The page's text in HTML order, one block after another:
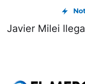
Javier Milei